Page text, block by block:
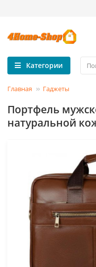
Категории
Главная Гаджеты
Портфель
натуральной